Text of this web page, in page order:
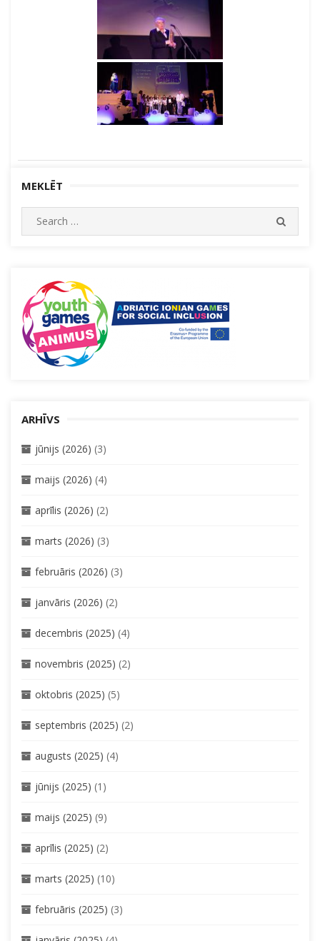
MEKLĒT
Search
for:
ARHĪVS
jūnijs (2026) (3)
maijs (2026) (4)
aprīlis (2026) (2)
marts (2026) (3)
februāris (2026) (3)
janvāris (2026) (2)
decembris (2025) (4)
novembris (2025) (2)
oktobris (2025) (5)
septembris (2025) (2)
augusts (2025) (4)
jūnijs (2025) (1)
maijs (2025) (9)
aprīlis (2025) (2)
marts (2025) (10)
februāris (2025) (3)